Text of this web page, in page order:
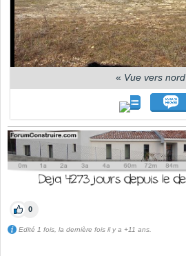
« Vue vers nord
0
Edité 1 fois, la dernière fois il y a +11 ans.